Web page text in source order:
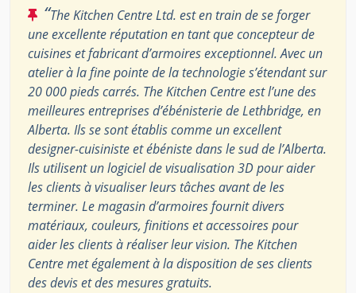
“The Kitchen Centre Ltd. est en train de se forger
une excellente réputation en tant que concepteur de
cuisines et fabricant d’armoires exceptionnel. Avec un
atelier à la fine pointe de la technologie s’étendant sur
20 000 pieds carrés. The Kitchen Centre est l’une des
meilleures entreprises d’ébénisterie de Lethbridge, en
Alberta. Ils se sont établis comme un excellent
designer-cuisiniste et ébéniste dans le sud de l’Alberta.
Ils utilisent un logiciel de visualisation 3D pour aider
les clients à visualiser leurs tâches avant de les
terminer. Le magasin d’armoires fournit divers
matériaux, couleurs, finitions et accessoires pour
aider les clients à réaliser leur vision. The Kitchen
Centre met également à la disposition de ses clients
des devis et des mesures gratuits.